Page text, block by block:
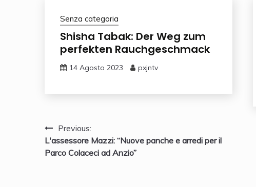
Senza categoria
Shisha Tabak: Der Weg zum
perfekten Rauchgeschmack
14 Agosto 2023 pxjntv
Navigazione
articoli
Previous:
L'assessore Mazzi: “Nuove panche e arredi per il
Parco Colaceci ad Anzio”